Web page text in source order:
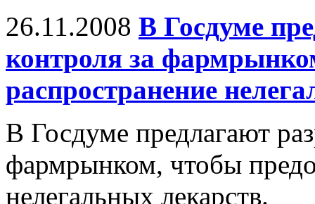
26.11.2008 В Госдуме
контроля за
распространение
В Госдуме предлагают
фармрынком, чтобы
нелегальных лекарств.